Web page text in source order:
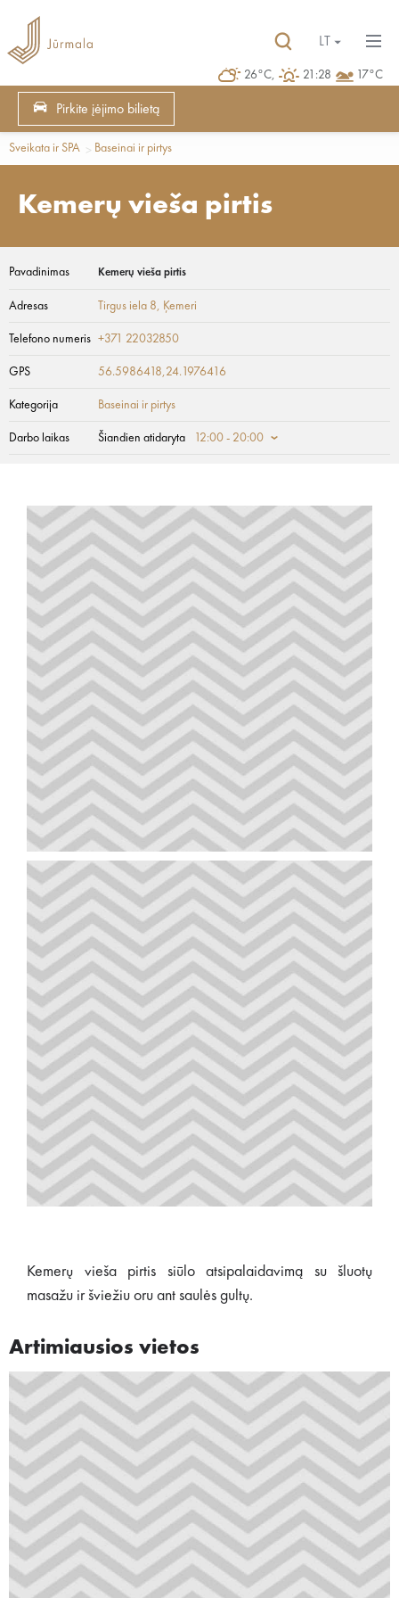
26°C, 21:28 17°C
LT
Pirkite įėjimo bilietą
Sveikata ir SPA Baseinai ir pirtys
Kemerų vieša pirtis
Pavadinimas Kemerų vieša pirtis
Adresas Tirgus iela 8, Ķemeri
Telefono numeris +371 22032850
GPS 56.5986418,24.1976416
Kategorija Baseinai ir pirtys
Darbo laikas Šiandien atidaryta 12:00 - 20:00
Kemerų vieša pirtis siūlo atsipalaidavimą su šluotų
masažu ir šviežiu oru ant saulės gultų.
Artimiausios vietos